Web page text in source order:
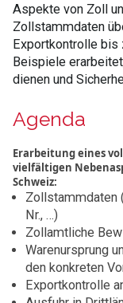
Aspekte von Zoll
Zollstammdaten
Exportkontrolle bis
Beispiele
dienen und
Agenda
Erarbeitung eines
vielfältigen
Schweiz:
Zollstammdaten
Nr., …)
Zollamtliche
Warenursprung
den konkreten
Exportkontrolle